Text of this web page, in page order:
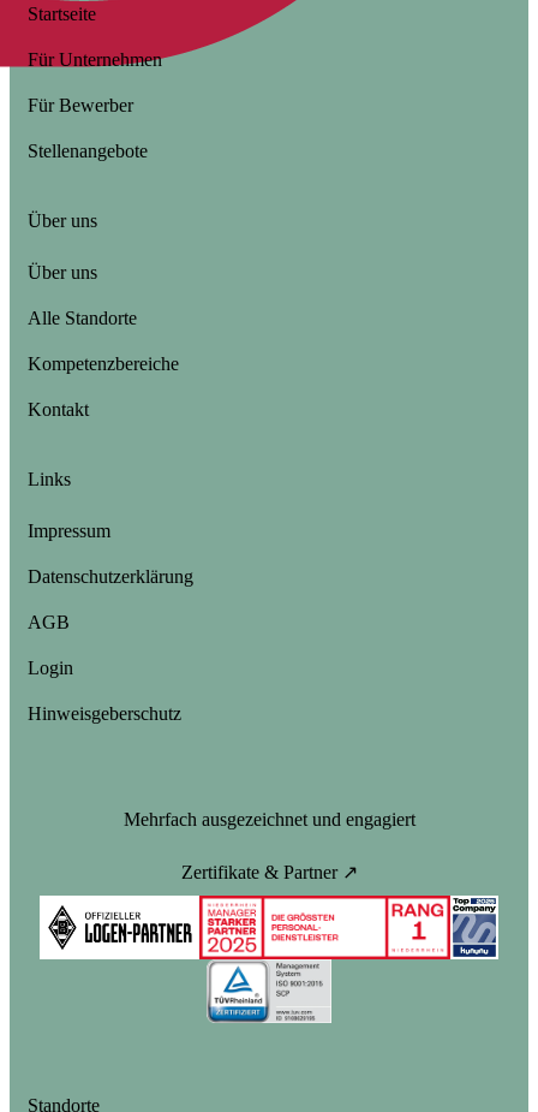
Startseite
Für Unternehmen
Für Bewerber
Stellenangebote
Über uns
Über uns
Alle Standorte
Kompetenzbereiche
Kontakt
Links
Impressum
Datenschutzerklärung
AGB
Login
Hinweisgeberschutz
Mehrfach ausgezeichnet und engagiert
Zertifikate & Partner ↗
Standorte